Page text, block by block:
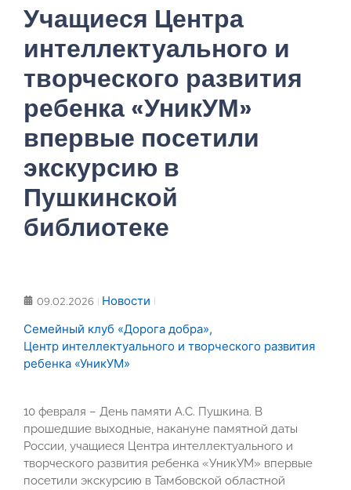
Учащиеся Центра
интеллектуального и
творческого развития
ребенка «УникУМ»
впервые посетили
экскурсию в
Пушкинской
библиотеке
09.02.2026
Новости
Семейный клуб «Дорога добра»,
Центр интеллектуального и творческого развития
ребенка «УникУМ»
10 февраля – День памяти А.С. Пушкина. В
прошедшие выходные, накануне памятной даты
России, учащиеся Центра интеллектуального и
творческого развития ребенка «УникУМ» впервые
посетили экскурсию в Тамбовской областной